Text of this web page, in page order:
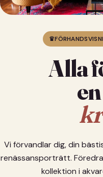
♛
Alla
Vi förvandlar dig, din
renässansporträtt.
kollektion i